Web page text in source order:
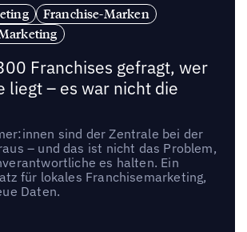
Franchise-Marken
Franchises gefragt, wer
liegt – es war nicht die
sind der Zentrale bei der
– und das ist nicht das Problem,
es halten. Ein
für lokales Franchisemarketing,
Daten.